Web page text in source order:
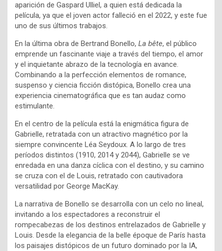
aparición de Gaspard Ulliel, a quien está dedicada la
película, ya que el joven actor falleció en el 2022, y este fue
uno de sus últimos trabajos.
En la última obra de Bertrand Bonello, La bête, el público
emprende un fascinante viaje a través del tiempo, el amor
y el inquietante abrazo de la tecnología en avance.
Combinando a la perfección elementos de romance,
suspenso y ciencia ficción distópica, Bonello crea una
experiencia cinematográfica que es tan audaz como
estimulante.
En el centro de la película está la enigmática figura de
Gabrielle, retratada con un atractivo magnético por la
siempre convincente Léa Seydoux. A lo largo de tres
períodos distintos (1910, 2014 y 2044), Gabrielle se ve
enredada en una danza cíclica con el destino, y su camino
se cruza con el de Louis, retratado con cautivadora
versatilidad por George MacKay.
La narrativa de Bonello se desarrolla con un celo no lineal,
invitando a los espectadores a reconstruir el
rompecabezas de los destinos entrelazados de Gabrielle y
Louis. Desde la elegancia de la belle époque de París hasta
los paisajes distópicos de un futuro dominado por la IA,